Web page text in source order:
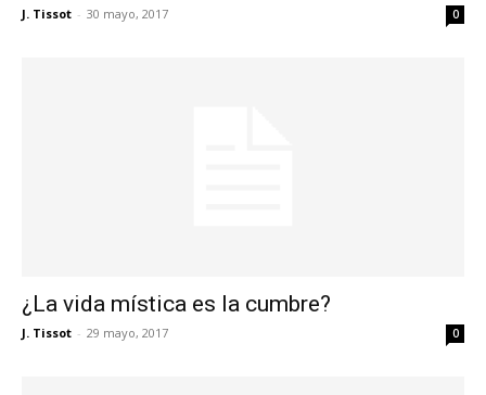
J. Tissot - 30 mayo, 2017 0
¿La vida mística es la cumbre?
J. Tissot - 29 mayo, 2017 0